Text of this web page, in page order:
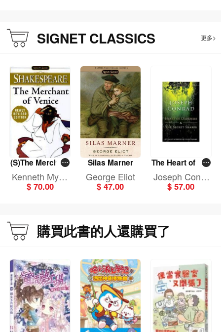
SIGNET CLASSICS 更多>
(S)The Merchant
of Venice
Kenneth Myric
k
$ 70.00
Silas Marner
George Eliot
$ 47.00
The Heart of Dar
kness and The S
ecret Sha
Joseph Conra
d
$ 57.00
購買此書的人還購買了